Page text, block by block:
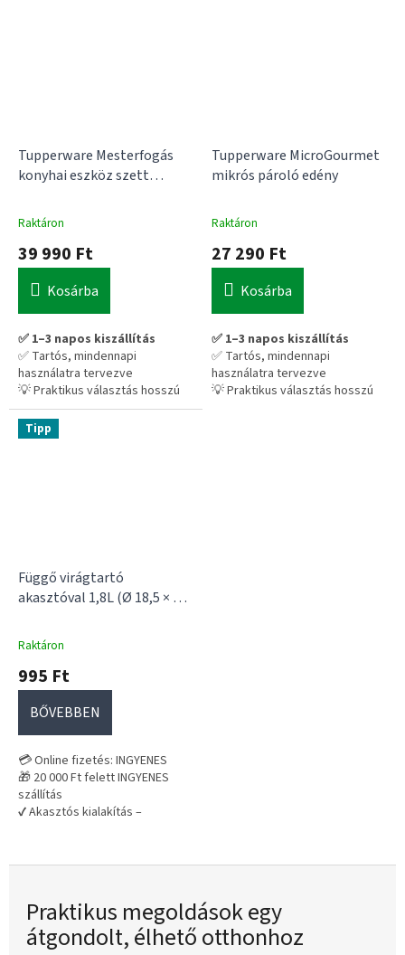
Tupperware Mesterfogás
konyhai eszköz szett
Raktáron
39 990 Ft
Kosárba
✅ 1–3 napos kiszállítás
✅ Tartós, mindennapi
használatra tervezve
💡 Praktikus választás hosszú
távra – nem kell cserélgetni
Tupperware MicroGourmet
mikrós pároló edény
Raktáron
27 290 Ft
Kosárba
✅ 1–3 napos kiszállítás
✅ Tartós, mindennapi
használatra tervezve
💡 Praktikus választás hosszú
Tipp
Függő virágtartó
akasztóval 1,8L (Ø 18,5 × 12
Raktáron
995 Ft
BŐVEBBEN
💳 Online fizetés: INGYENES
🎁 20 000 Ft felett INGYENES
szállítás
✔ Akasztós kialakítás –
✔ Stabil és biztonságos
Praktikus megoldások egy
átgondolt, élhető otthonhoz